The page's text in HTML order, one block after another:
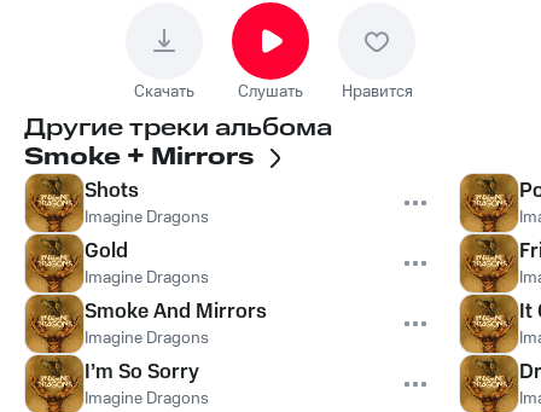
Скачать Слушать Нравится
Другие треки альбома
Smoke + Mirrors
Shots
Imagine Dragons
Gold
Imagine Dragons
Smoke And Mirrors
Imagine Dragons
I’m So Sorry
Imagine Dragons
It